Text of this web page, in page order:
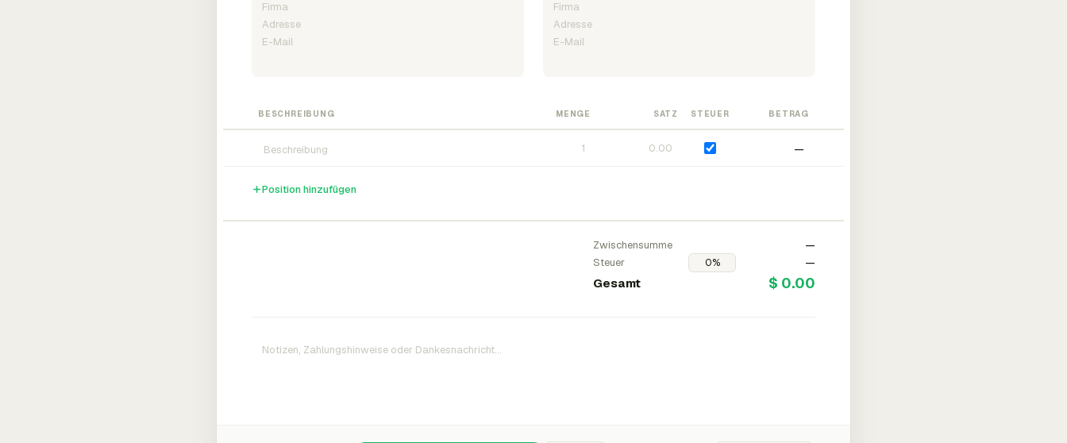
BESCHREIBUNG MENGE SATZ STEUER BETRAG
—
Position hinzufügen
Zwischensumme
—
Steuer
—
Gesamt $ 0.00